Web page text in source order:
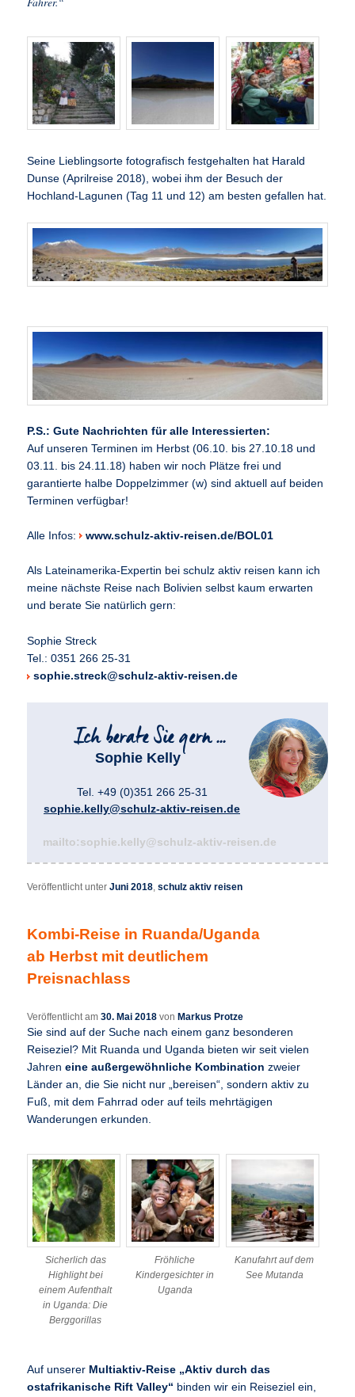
Seine Lieblingsorte fotografisch festgehalten hat Harald
Dunse (Aprilreise 2018), wobei ihm der Besuch der
Hochland-Lagunen (Tag 11 und 12) am besten gefallen hat.
P.S.: Gute Nachrichten für alle Interessierten:
Auf unseren Terminen im Herbst (06.10. bis 27.10.18 und
03.11. bis 24.11.18) haben wir noch Plätze frei und
garantierte halbe Doppelzimmer (w) sind aktuell auf beiden
Terminen verfügbar!
Alle Infos: www.schulz-aktiv-reisen.de/BOL01
Als Lateinamerika-Expertin bei schulz aktiv reisen kann ich
meine nächste Reise nach Bolivien selbst kaum erwarten
und berate Sie natürlich gern:
Sophie Streck
Tel.: 0351 266 25-31
sophie.streck@schulz-aktiv-reisen.de
Sophie Kelly
Tel. +49 (0)351 266 25-31
sophie.kelly@schulz-aktiv-reisen.de
mailto:sophie.kelly@schulz-aktiv-reisen.de
Veröffentlicht unter Juni 2018 ,schulz aktiv reisen
Kombi-Reise in Ruanda/Uganda
ab Herbst mit deutlichem
Preisnachlass
Veröffentlicht am30. Mai 2018 von Markus Protze
Sie sind auf der Suche nach einem ganz besonderen
Reiseziel? Mit Ruanda und Uganda bieten wir seit vielen
Jahreneine außergewöhnliche Kombination zweier
Länder an, die Sie nicht nur „bereisen“, sondern aktiv zu
Fuß, mit dem Fahrrad oder auf teils mehrtägigen
Wanderungen erkunden.
Sicherlich das
Highlight bei
einem Aufenthalt
in Uganda: Die
Berggorillas
Fröhliche
Kindergesichter in
Uganda
Kanufahrt auf dem
See Mutanda
Auf unserer Multiaktiv-Reise „Aktiv durch das
ostafrikanische Rift Valley“ binden wir ein Reiseziel ein,